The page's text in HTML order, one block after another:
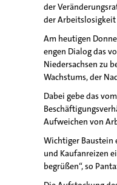
der
der
Am heutigen
engen Dialog das
Niedersachsen zu
Wachstums, der
Dabei gebe das
Aufweichen von
Wichtiger Baustein
und Kaufanreizen
begrüßen“, so